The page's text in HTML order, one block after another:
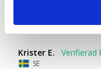
Krister E.
SE